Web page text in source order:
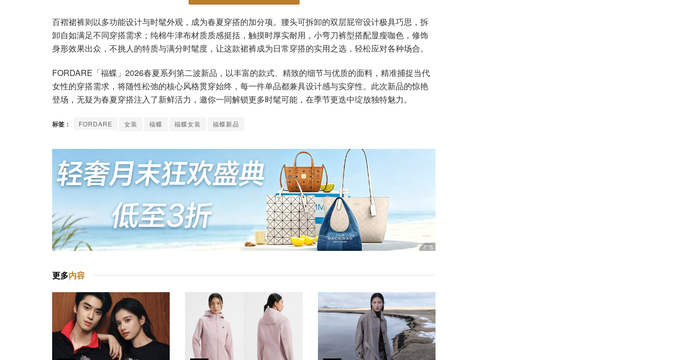
百褶裙裤则以多功能设计与时髦外观，成为春夏穿搭的加分项。腰头可拆卸的双层屁帘设计极具巧思，拆
卸自如满足不同穿搭需求；纯棉牛津布材质质感挺括，触摸时厚实耐用，小弯刀裤型搭配显瘦咖色，修饰
身形效果出众，不挑人的特质与满分时髦度，让这款裙裤成为日常穿搭的实用之选，轻松应对各种场合。
FORDARE「福蝶」2026春夏系列第二波新品，以丰富的款式、精致的细节与优质的面料，精准捕捉当代
女性的穿搭需求，将随性松弛的核心风格贯穿始终，每一件单品都兼具设计感与实穿性。此次新品的惊艳
登场，无疑为春夏穿搭注入了新鲜活力，邀你一同解锁更多时髦可能，在季节更迭中绽放独特魅力。
标签： FORDARE 女装 福蝶 福蝶女装 福蝶新品
更多内容